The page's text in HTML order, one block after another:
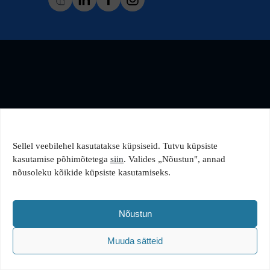
Sellel veebilehel kasutatakse küpsiseid. Tutvu küpsiste
kasutamise põhimõtetega siin. Valides „Nõustun", annad
nõusoleku kõikide küpsiste kasutamiseks.
Nõustun
Muuda sätteid